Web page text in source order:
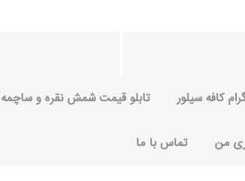
کافه سیلور تابلو قیمت شمش نقره و ساچمه
من تماس با ما